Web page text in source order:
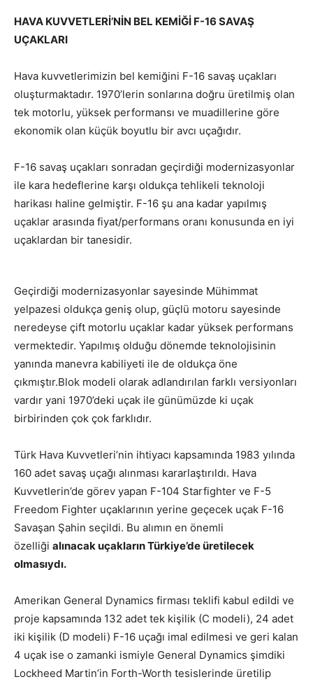
HAVA KUVVETLERİ’NİN BEL KEMİĞİ F-16 SAVAŞ
UÇAKLARI
Hava kuvvetlerimizin bel kemiğini F-16 savaş uçakları
oluşturmaktadır. 1970’lerin sonlarına doğru üretilmiş olan
tek motorlu, yüksek performansı ve muadillerine göre
ekonomik olan küçük boyutlu bir avcı uçağıdır.
F-16 savaş uçakları sonradan geçirdiği modernizasyonlar
ile kara hedeflerine karşı oldukça tehlikeli teknoloji
harikası haline gelmiştir. F-16 şu ana kadar yapılmış
uçaklar arasında fiyat/performans oranı konusunda en iyi
uçaklardan bir tanesidir.
Geçirdiği modernizasyonlar sayesinde Mühimmat
yelpazesi oldukça geniş olup, güçlü motoru sayesinde
neredeyse çift motorlu uçaklar kadar yüksek performans
vermektedir. Yapılmış olduğu dönemde teknolojisinin
yanında manevra kabiliyeti ile de oldukça öne
çıkmıştır.Blok modeli olarak adlandırılan farklı versiyonları
vardır yani 1970’deki uçak ile günümüzde ki uçak
birbirinden çok çok farklıdır.
Türk Hava Kuvvetleri’nin ihtiyacı kapsamında 1983 yılında
160 adet savaş uçağı alınması kararlaştırıldı. Hava
Kuvvetlerin’de görev yapan F-104 Starfighter ve F-5
Freedom Fighter uçaklarının yerine geçecek uçak F-16
Savaşan Şahin seçildi. Bu alımın en önemli
özelliği alınacak uçakların Türkiye’de üretilecek
olmasıydı.
Amerikan General Dynamics firması teklifi kabul edildi ve
proje kapsamında 132 adet tek kişilik (C modeli), 24 adet
iki kişilik (D modeli) F-16 uçağı imal edilmesi ve geri kalan
4 uçak ise o zamanki ismiyle General Dynamics şimdiki
Lockheed Martin’in Forth-Worth tesislerinde üretilip